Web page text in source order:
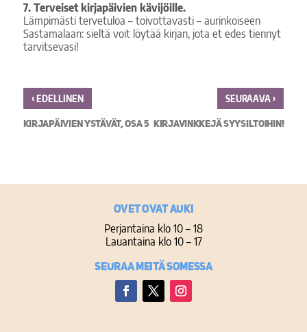
7. Terveiset kirjapäivien kävijöille.
Lämpimästi tervetuloa – toivottavasti – aurinkoiseen
Sastamalaan: sieltä voit löytää kirjan, jota et edes tiennyt
tarvitsevasi!
‹EDELLINEN
KIRJAPÄIVIEN YSTÄVÄT, OSA 5
SEURAAVA›
KIRJAVINKKEJÄ SYYSILTOIHIN!
Ovet ovat auki
Perjantaina klo 10 – 18
Lauantaina klo 10 – 17
Seuraa meitä somessa